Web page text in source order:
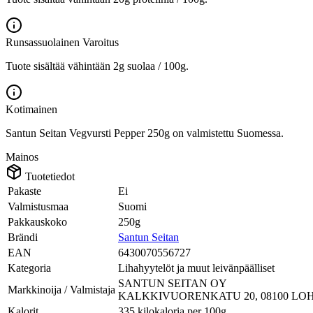
Runsassuolainen Varoitus
Tuote sisältää vähintään 2g suolaa / 100g.
Kotimainen
Santun Seitan Vegvursti Pepper 250g on valmistettu Suomessa.
Mainos
Tuotetiedot
Pakaste
Ei
Valmistusmaa
Suomi
Pakkauskoko
250g
Brändi
Santun Seitan
EAN
6430070556727
Kategoria
Lihahyytelöt ja muut leivänpäälliset
Markkinoija / Valmistaja
SANTUN SEITAN OY
KALKKIVUORENKATU 20, 08100